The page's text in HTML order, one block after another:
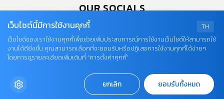
OUR SOCIALS
© COPYRIGHT 2026
AME IMAGINATIVE COMPANY LIMITED.
TH
เว็บไซต์นี้มีการใช้งานคุกกี้
เว็บไซต์ของเราใช้งานคุกกี้เพื่อช่วยเพิ่มประสบการณ์การใช้งานเว็บไซต์ให้สามารถใช้
งานได้ดียิ่งขึ้น คุณสามารถเลือกที่จะยอมรับหรือปฏิเสธการใช้งานคุกกี้ได้ง่ายๆ
โดยการดูรายละเอียดเพิ่มเติมที่ “การตั้งค่าคุกกี้”
ยกเลิก ยอมรับทั้งหมด